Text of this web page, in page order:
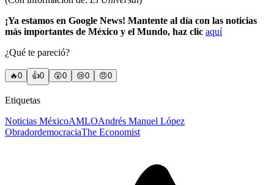
¡Ya estamos en Google News! Mantente al día con las noticias
más importantes de México y el Mundo, haz clic aquí
¿Qué te pareció?
🔥0 👍0 😲0 😢0 😠0
Etiquetas
Noticias MéxicoAMLOAndrés Manuel López
ObradordemocraciaThe Economist